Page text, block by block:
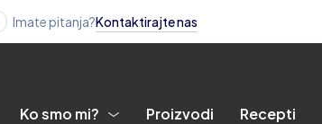
Imate pitanja?Kontaktirajte nas
Ko smo mi? Proizvodi Recepti